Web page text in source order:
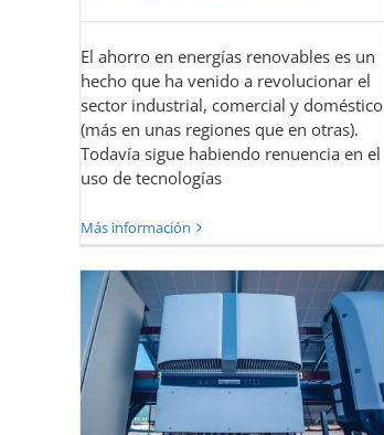
El ahorro en energías renovables es un
hecho que ha venido a revolucionar el
sector industrial, comercial y doméstico
(más en unas regiones que en otras).
Todavía sigue habiendo renuencia en el
uso de tecnologías
Más información